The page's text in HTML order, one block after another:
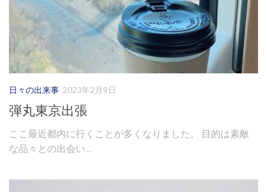
日々の出来事 2023年2月9日
弾丸東京出張
ここ最近都内に行くことが多くなりました。 目的は素敵
な品々との出会い...